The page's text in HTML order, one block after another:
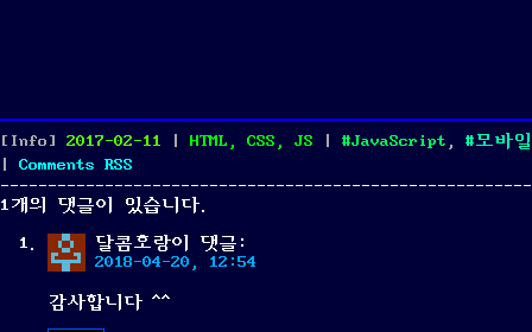
[Info] Posted
on
2017-02-11 Categories
HTML, CSS, JS Tags
JavaScript ,
모바일
Comments RSS
1개의 댓글이 있습니다.
달콤호랑이
댓글:
2018-04-20, 12:54
감사합니다 ^^